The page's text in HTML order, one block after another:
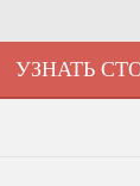
УЗНАТЬ